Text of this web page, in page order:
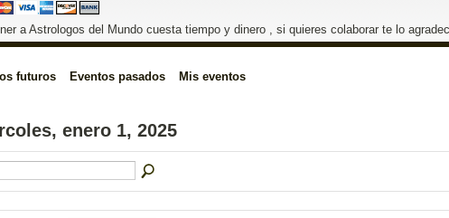
a Astrologos del Mundo cuesta tiempo y dinero , si quieres colaborar te lo
futuros Eventos pasados Mis eventos
enero 1, 2025